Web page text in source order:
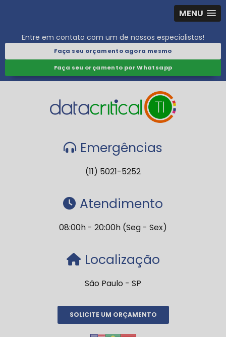
MENU
Entre em contato com um de nossos especialistas!
Faça seu orçamento agora mesmo
Faça seu orçamento por Whatsapp
Emergências
(11) 5021-5252
Atendimento
08:00h - 20:00h (Seg - Sex)
Localização
São Paulo - SP
SOLICITE UM ORÇAMENTO